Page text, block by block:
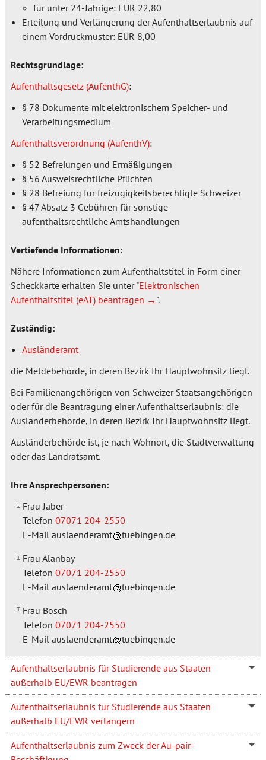
für unter 24-Jährige: EUR 22,80
Erteilung und Verlängerung der Aufenthaltserlaubnis auf
einem Vordruckmuster: EUR 8,00
Rechtsgrundlage:
Aufenthaltsgesetz (AufenthG):
§ 78 Dokumente mit elektronischem Speicher- und
Verarbeitungsmedium
Aufenthaltsverordnung (AufenthV):
§ 52 Befreiungen und Ermäßigungen
§ 56 Ausweisrechtliche Pflichten
§ 28 Befreiung für freizügigkeitsberechtigte Schweizer
§ 47 Absatz 3 Gebühren für sonstige
aufenthaltsrechtliche Amtshandlungen
Vertiefende Informationen:
Nähere Informationen zum Aufenthaltstitel in Form einer
Scheckkarte erhalten Sie unter "Elektronischen
Aufenthaltstitel (eAT) beantragen
".
Zuständig:
Ausländeramt
die Meldebehörde, in deren Bezirk Ihr Hauptwohnsitz liegt.
Bei Familienangehörigen von Schweizer Staatsangehörigen
oder für die Beantragung einer Aufenthaltserlaubnis: die
Ausländerbehörde, in deren Bezirk Ihr Hauptwohnsitz liegt.
Ausländerbehörde ist, je nach Wohnort, die Stadtverwaltung
oder das Landratsamt.
Ihre Ansprechpersonen:
Frau Jaber
Telefon 07071 204-2550
E-Mail auslaenderamt
tuebingen.de
Frau Alanbay
Telefon 07071 204-2550
E-Mail auslaenderamt
tuebingen.de
Frau Bosch
Telefon 07071 204-2550
E-Mail auslaenderamt tuebingen.de
Aufenthaltserlaubnis für Studierende aus Staaten
außerhalb EU/EWR beantragen
Aufenthaltserlaubnis für Studierende aus Staaten
außerhalb EU/EWR verlängern
Aufenthaltserlaubnis zum Zweck der Au-pair-